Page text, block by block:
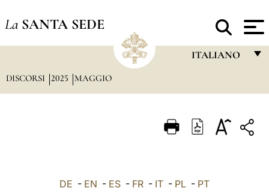
La SANTA SEDE
ITALIANO
ITALIANO
DISCORSI 2025 MAGGIO
DE - EN - ES - FR - IT - PL - PT